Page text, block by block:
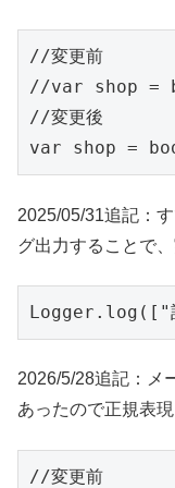
//変更前
//var shop =
//変更後
var shop =
2025/05/31追記：
グ出力することで
Logger.log(["
2026/5/28追記：メ
あったので正規表
//変更前